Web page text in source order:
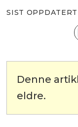
SIST OPPDATERT
Denne
eldre.